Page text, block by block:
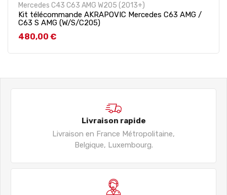
Mercedes C43 C63 AMG W205 (2013+)
Kit télécommande AKRAPOVIC Mercedes C63 AMG /
C63 S AMG (W/S/C205)
Prix
480,00 €
Livraison rapide
Livraison en France Métropolitaine,
Belgique, Luxembourg.